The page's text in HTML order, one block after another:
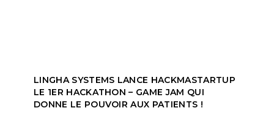
LINGHA SYSTEMS LANCE HACKMASTARTUP
LE 1ER HACKATHON – GAME JAM QUI
DONNE LE POUVOIR AUX PATIENTS !